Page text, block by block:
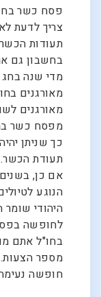
פסח כשר
צריך לדעת
תעודות
בחשבון גם
מדי שנה
מאורגנים
מאורגנים
מפסח כשר
כך שניתן
תעודת הכשר.
אם כן,
הנוגע
היהודי
לחופשה
בחו"ל אתם
מספר הצעות.
חופשה